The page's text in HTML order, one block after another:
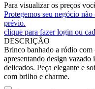
Para visualizar os preços
Protegemos seu negócio
prévio.
clique para fazer login ou
DESCRIÇÃO
Brinco banhado a ródio com
apresentando design
delicados. Peça elegante e
com brilho e charme.